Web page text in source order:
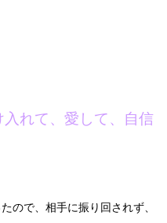
入れて、愛して、自信
ので、相手に振り回されず、